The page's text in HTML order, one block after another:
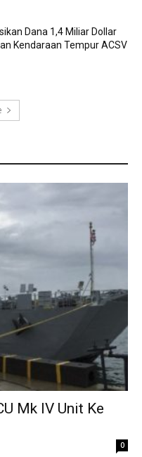
Dana 1,4 Miliar Dollar
Kendaraan Tempur ACSV
Mk IV Unit Ke
0